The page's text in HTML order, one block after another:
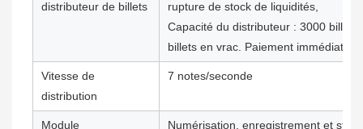
distributeur de billets
rupture de stock de liquidités,
Capacité du distributeur : 3000
billets en vrac. Paiement immédiat en
Vitesse de
distribution
7 notes/seconde
Module
Numérisation, enregistrement et